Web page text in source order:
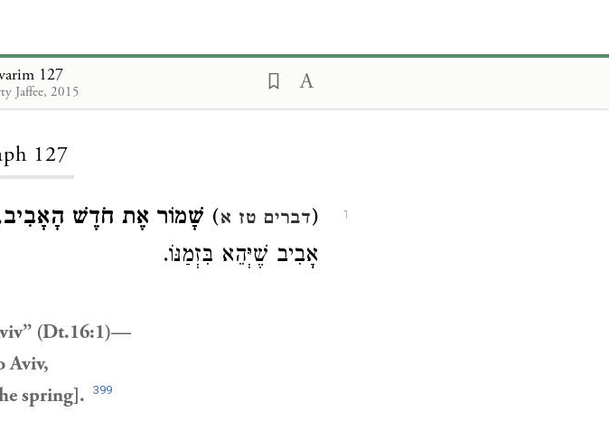
127
Jaffee, 2015
127
1
(דברים טז א) שָׁמוֹר אֶת חֹדֶשׁ הָאָבִיב
אָבִיב שֶׁיְּהֵא בִּזְמַנּוֹ.
(Dt.16:1)—
Aviv,
spring]. 399